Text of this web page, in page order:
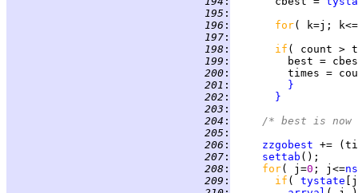
195 :
196 : for( k=j; k<=
197 :
198 : if ( count >
199 :
200 :
201 :
}
202 :
}
203 :
204 :
/* best is
205 :
206 : zzgobest +=
207 : settab
208 : for( j=0 ; j<=
209 : if ( tystate